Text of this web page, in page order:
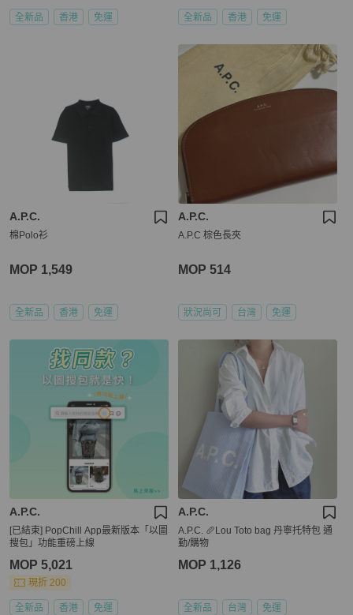
全新品 香港 免運 全新品 香港 免運
A.P.C.
棉Polo衫
MOP 1,549
全新品 香港 免運
A.P.C.
A.P.C 棕色長夾
MOP 514
狀況尚可 台灣 免運
A.P.C.
[已結束] PopChill App最新版本「以圖
搜包」功能重磅上線
MOP 5,021
現折 200
全新品 香港 免運
A.P.C.
A.P.C. 🥖Lou Toto bag 丹寧托特包 通
勤/購物
MOP 1,126
全新品 台灣 免運